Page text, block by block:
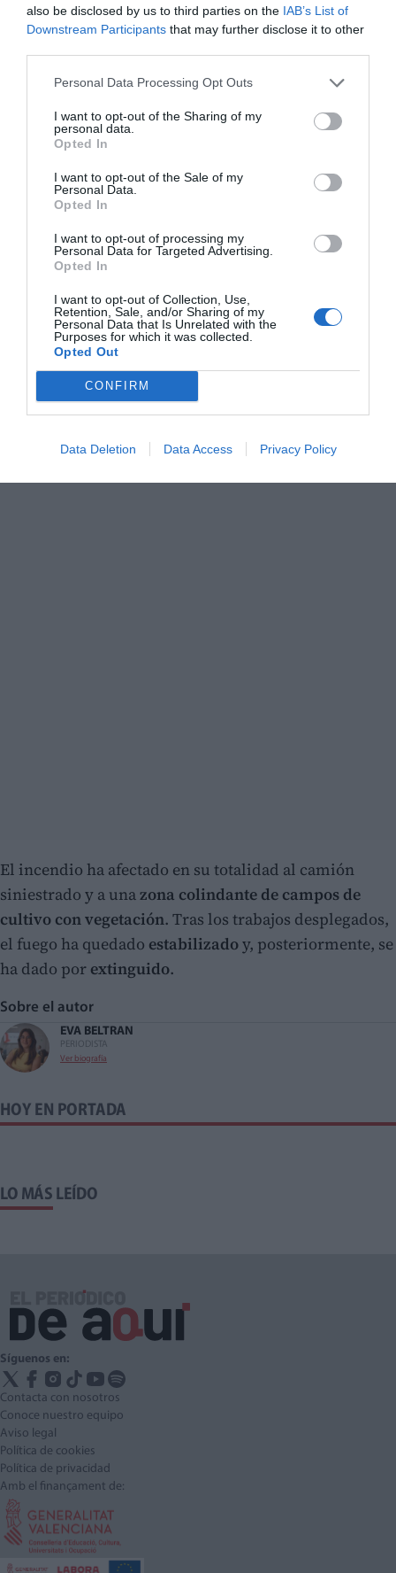
also be disclosed by us to third parties on the IAB’s List of
Downstream Participants that may further disclose it to other
Personal Data Processing Opt Outs
I want to opt-out of the Sharing of my
personal data.
Opted In
I want to opt-out of the Sale of my
Personal Data.
Opted In
I want to opt-out of processing my
Personal Data for Targeted Advertising.
Opted In
I want to opt-out of Collection, Use,
Retention, Sale, and/or Sharing of my
Personal Data that Is Unrelated with the
Purposes for which it was collected.
Opted Out
CONFIRM
Data Deletion Data Access Privacy Policy
movilizadotres dotaciones y dos unidades
adicionalespara hacer frente al siniestro, al que
también se ha sumado unaunidad de mando. Por su
parte, losagentes forestales de la Generalitat
Valencianahan aportadodos unidades terrestres y un
coordinador forestal
Dado que el fuego ha alcanzado la masa vegetal
próxima al lugar donde ardía el camión, se han
activado también
dos medios aéreos del programa
Aeris GV: unhelicóptero de carga con una unidad de
brigada helitransportada
El incendio ha afectado en su totalidad al camión
siniestrado y a unazona colindante de campos de
cultivo con vegetación. Tras los trabajos desplegados,
el fuego ha quedado estabilizadoy, posteriormente, se
ha dado por extinguido.
Sobre el autor
EVA BELTRAN
PERIODISTA
Ver biografía
HOY EN PORTADA
LO MÁS LEÍDO
Síguenos en:
Contacta con nosotros
Conoce nuestro equipo
Aviso legal
Política de cookies
Política de privacidad
Amb el finançament de: